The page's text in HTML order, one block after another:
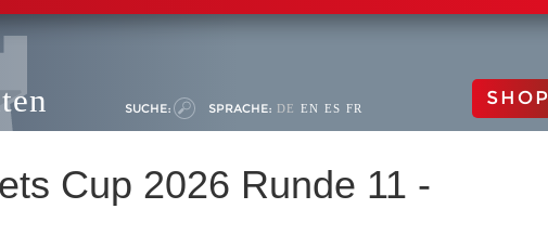
SUCHE: SPRACHE: DE EN ES FR SHOP
Cup 2026 Runde 11 -